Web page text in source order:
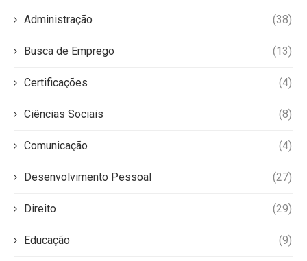
Administração (38)
Busca de Emprego (13)
Certificações (4)
Ciências Sociais (8)
Comunicação (4)
Desenvolvimento Pessoal (27)
Direito (29)
Educação (9)